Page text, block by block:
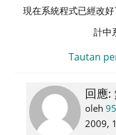
現在系統程式已經改
計中系統
Tautan
balasan
admin
回應:
oleh
2009,